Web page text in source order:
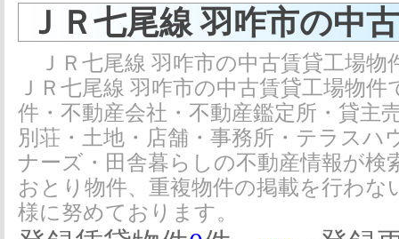
ＪＲ七尾線 羽咋市の中
ＪＲ七尾線 羽咋市の中古賃貸工場
ＪＲ七尾線 羽咋市の中古賃貸工場物
件・不動産会社・不動産鑑定所・貸主
別荘・土地・店舗・事務所・テラス
ナーズ・田舎暮らしの不動産情報が
おとり物件、重複物件の掲載を行わ
様に努めております。